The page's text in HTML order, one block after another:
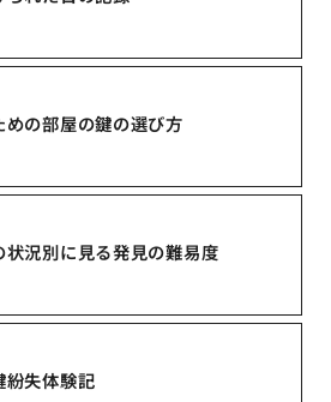
の部屋の鍵の選び方
況別に見る発見の難易度
紛失体験記